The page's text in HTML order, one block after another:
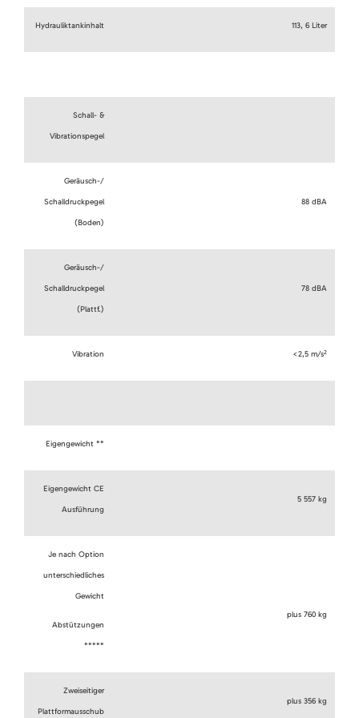
Hydrauliktankinhalt 113, 6 Liter
Schall- &
Vibrationspegel
Geräusch-/
Schalldruckpegel
(Boden)
88 dBA
Geräusch-/
Schalldruckpegel
(Plattf.)
78 dBA
Vibration <2,5 m/s2
Eigengewicht **
Eigengewicht CE
Ausführung
5 557 kg
Je nach Option
unterschiedliches
Gewicht
Abstützungen
*****
plus 760 kg
Zweiseitiger
Plattformausschub
plus 356 kg